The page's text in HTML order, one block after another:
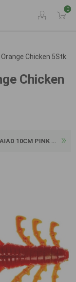
0
Chicken 5Stk.
Chicken
10CM PINK SUGAR...